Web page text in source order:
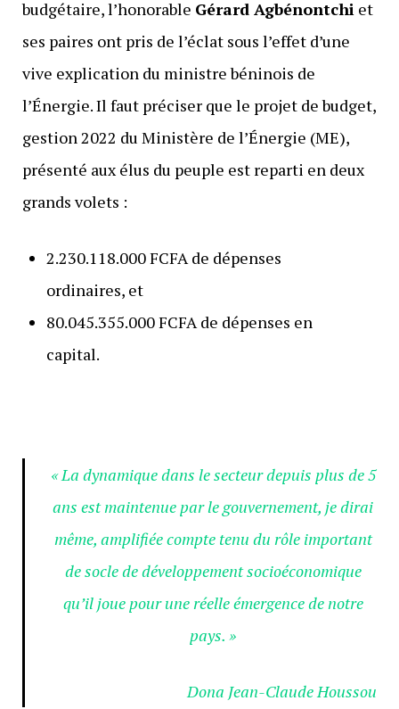
budgétaire, l’honorable Gérard Agbénontchi et
ses paires ont pris de l’éclat sous l’effet d’une
vive explication du ministre béninois de
l’Énergie. Il faut préciser que le projet de budget,
gestion 2022 du Ministère de l’Énergie (ME),
présenté aux élus du peuple est reparti en deux
grands volets :
2.230.118.000 FCFA de dépenses
ordinaires, et
80.045.355.000 FCFA de dépenses en
capital.
« La dynamique dans le secteur depuis plus de 5
ans est maintenue par le gouvernement, je dirai
même, amplifiée compte tenu du rôle important
de socle de développement socioéconomique
qu’il joue pour une réelle émergence de notre
pays. »
Dona Jean-Claude Houssou